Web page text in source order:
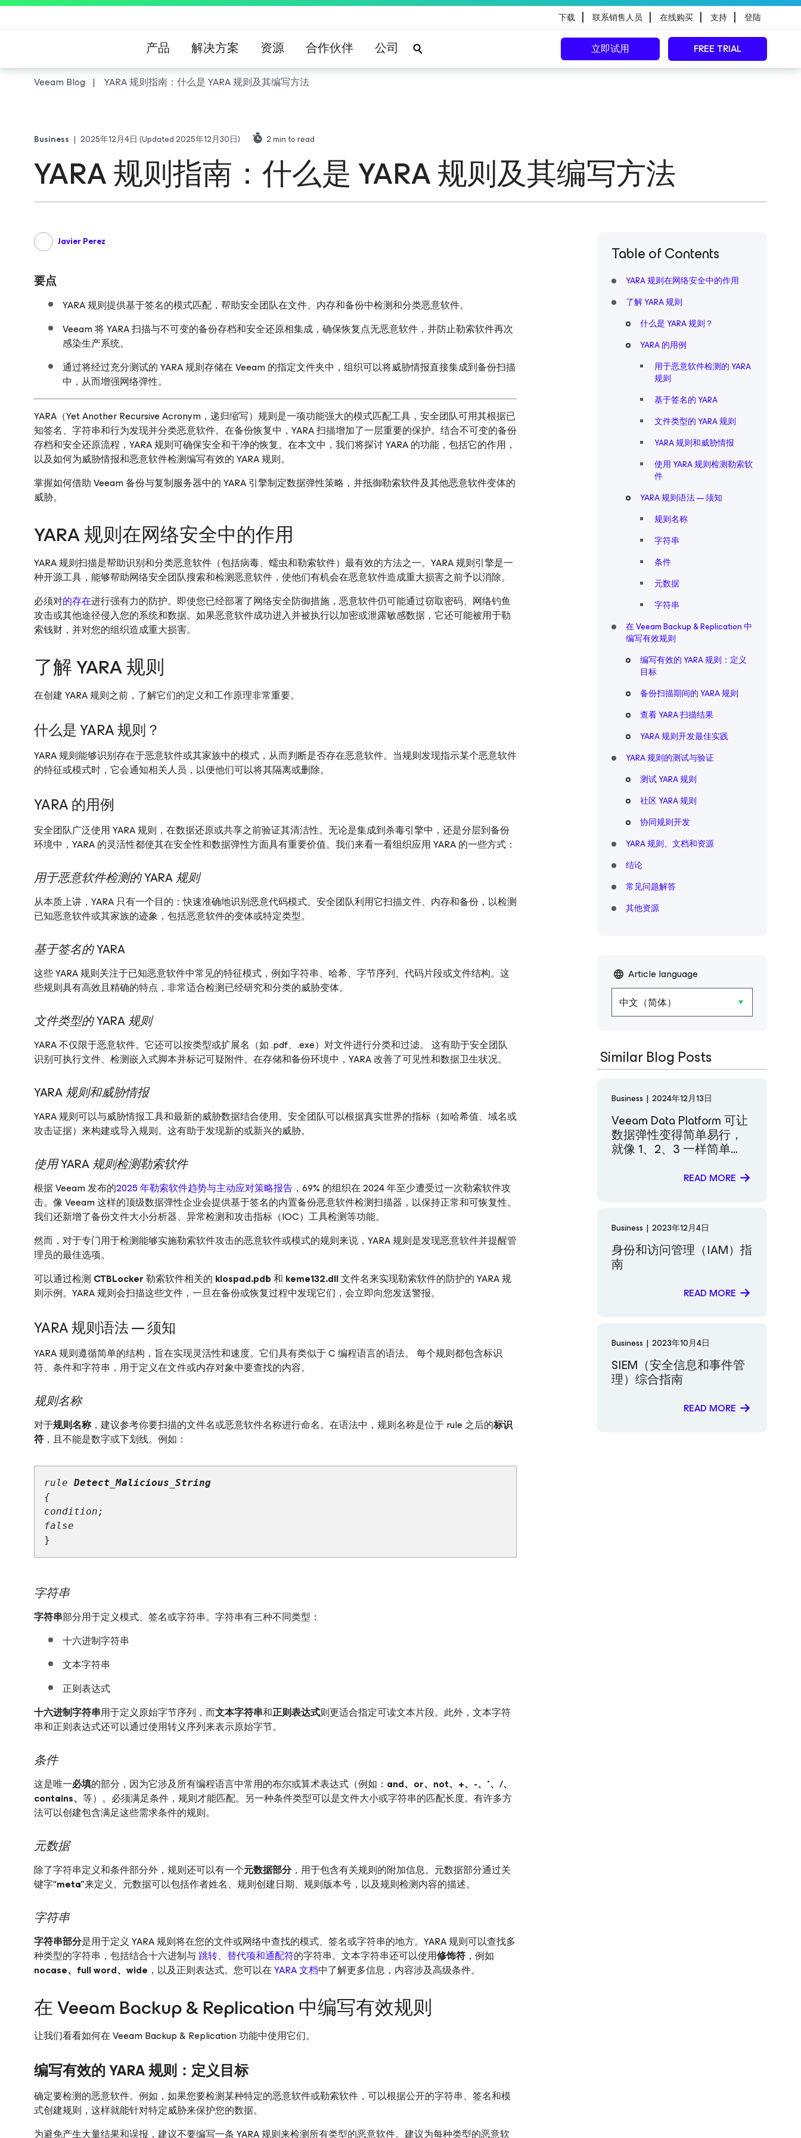
下载 | 联系销售人员 | 在线购买 | 支持 | 登陆
产品 解决方案 资源 合作伙伴 公司 立即试用 FREE TRIAL
Veeam Blog YARA 规则指南：什么是 YARA 规则及其编写方法
Business | 2025年12月4日 (Updated 2025年12月30日) 2min to read
YARA 规则指南：什么是 YARA 规则及其编写方法
Javier Perez
要点
YARA 规则提供基于签名的模式匹配，帮助安全团队在文件、内存和备份中检测和分类恶意软件。
Veeam 将 YARA 扫描与不可变的备份存档和安全还原相集成，确保恢复点无恶意软件，并防止勒索软件再次
感染生产系统。
通过将经过充分测试的 YARA 规则存储在 Veeam 的指定文件夹中，组织可以将威胁情报直接集成到备份扫描
中，从而增强网络弹性。
YARA（Yet Another Recursive Acronym，递归缩写）规则是一项功能强大的模式匹配工具，安全团队可用其根据已
知签名、字符串和行为发现并分类恶意软件。在备份恢复中，YARA 扫描增加了一层重要的保护。结合不可变的备份
存档和安全还原流程，YARA 规则可确保安全和干净的恢复。在本文中，我们将探讨 YARA 的功能，包括它的作用，
以及如何为威胁情报和恶意软件检测编写有效的 YARA 规则。
掌握如何借助 Veeam 备份与复制服务器中的 YARA 引擎制定数据弹性策略，并抵御勒索软件及其他恶意软件变体的
威胁。
YARA 规则在网络安全中的作用
YARA 规则扫描是帮助识别和分类恶意软件（包括病毒、蠕虫和勒索软件）最有效的方法之一。YARA 规则引擎是一
种开源工具，能够帮助网络安全团队搜索和检测恶意软件，使他们有机会在恶意软件造成重大损害之前予以消除。
必须对的存在进行强有力的防护。即使您已经部署了网络安全防御措施，恶意软件仍可能通过窃取密码、网络钓鱼
攻击或其他途径侵入您的系统和数据。如果恶意软件成功进入并被执行以加密或泄露敏感数据，它还可能被用于勒
索钱财，并对您的组织造成重大损害。
了解 YARA 规则
在创建 YARA 规则之前，了解它们的定义和工作原理非常重要。
什么是 YARA 规则？
YARA 规则能够识别存在于恶意软件或其家族中的模式，从而判断是否存在恶意软件。当规则发现指示某个恶意软件
的特征或模式时，它会通知相关人员，以便他们可以将其隔离或删除。
YARA 的用例
安全团队广泛使用 YARA 规则，在数据还原或共享之前验证其清洁性。无论是集成到杀毒引擎中，还是分层到备份
环境中，YARA 的灵活性都使其在安全性和数据弹性方面具有重要价值。我们来看一看组织应用 YARA 的一些方式：
用于恶意软件检测的 YARA 规则
从本质上讲，YARA 只有一个目的：快速准确地识别恶意代码模式。安全团队利用它扫描文件、内存和备份，以检测
已知恶意软件或其家族的迹象，包括恶意软件的变体或特定类型。
基于签名的 YARA
这些 YARA 规则关注于已知恶意软件中常见的特征模式，例如字符串、哈希、字节序列、代码片段或文件结构。这
些规则具有高效且精确的特点，非常适合检测已经研究和分类的威胁变体。
文件类型的 YARA 规则
YARA 不仅限于恶意软件。它还可以按类型或扩展名（如 .pdf、.exe）对文件进行分类和过滤。 这有助于安全团队
识别可执行文件、检测嵌入式脚本并标记可疑附件。在存储和备份环境中，YARA 改善了可见性和数据卫生状况。
YARA 规则和威胁情报
YARA 规则可以与威胁情报工具和最新的威胁数据结合使用。安全团队可以根据真实世界的指标（如哈希值、域名或
攻击证据）来构建或导入规则。这有助于发现新的或新兴的威胁。
使用 YARA 规则检测勒索软件
根据 Veeam 发布的2025 年勒索软件趋势与主动应对策略报告 ，69% 的组织在 2024 年至少遭受过一次勒索软件攻
击。像 Veeam 这样的顶级数据弹性企业会提供基于签名的内置备份恶意软件检测扫描器，以保持正常和可恢复性。
我们还新增了备份文件大小分析器、异常检测和攻击指标（IOC）工具检测等功能。
然而，对于专门用于检测能够实施勒索软件攻击的恶意软件或模式的规则来说，YARA 规则是发现恶意软件并提醒管
理员的最佳选项。
可以通过检测 CTBLocker勒索软件相关的 klospad.pdb和 keme132.dll文件名来实现勒索软件的防护的 YARA 规
则示例。YARA 规则会扫描这些文件，一旦在备份或恢复过程中发现它们，会立即向您发送警报。
YARA 规则语法 — 须知
YARA 规则遵循简单的结构，旨在实现灵活性和速度。它们具有类似于 C 编程语言的语法。 每个规则都包含标识
符、条件和字符串，用于定义在文件或内存对象中要查找的内容。
规则名称
对于规则名称，建议参考你要扫描的文件名或恶意软件名称进行命名。在语法中，规则名称是位于 rule 之后的标识
符 ，且不能是数字或下划线。例如：
rule Detect_Malicious_String
{
condition;
false
字符串
字符串部分用于定义模式、签名或字符串。字符串有三种不同类型：
十六进制字符串
文本字符串
正则表达式
十六进制字符串用于定义原始字节序列，而文本字符串和正则表达式则更适合指定可读文本片段。此外，文本字符
串和正则表达式还可以通过使用转义序列来表示原始字节。
条件
这是唯一必填的部分，因为它涉及所有编程语言中常用的布尔或算术表达式（例如： and、or、not、+、-、*、/、
contains、 等）。必须满足条件，规则才能匹配。另一种条件类型可以是文件大小或字符串的匹配长度。有许多方
法可以创建包含满足这些需求条件的规则。
元数据
除了字符串定义和条件部分外，规则还可以有一个元数据部分，用于包含有关规则的附加信息。元数据部分通过关
键字“meta”来定义。元数据可以包括作者姓名、规则创建日期、规则版本号，以及规则检测内容的描述。
字符串
字符串部分是用于定义 YARA 规则将在您的文件或网络中查找的模式、签名或字符串的地方。YARA 规则可以查找多
种类型的字符串，包括结合十六进制与跳转、替代项和通配符的字符串。文本字符串还可以使用修饰符 ，例如
nocase、full word、wide ，以及正则表达式。您可以在YARA 文档中了解更多信息，内容涉及高级条件。
在 Veeam Backup & Replication 中编写有效规则
让我们看看如何在 Veeam Backup & Replication 功能中使用它们。
编写有效的 YARA 规则：定义目标
确定要检测的恶意软件。例如，如果您要检测某种特定的恶意软件或勒索软件，可以根据公开的字符串、签名和模
式创建规则，这样就能针对特定威胁来保护您的数据。
为避免产生大量结果和误报，建议不要编写一条 YARA 规则来检测所有类型的恶意软件。建议为每种类型的恶意软
Table of Contents
YARA 规则在网络安全中的作用
了解 YARA 规则
什么是 YARA 规则？
YARA 的用例
用于恶意软件检测的 YARA
规则
基于签名的 YARA
文件类型的 YARA 规则
YARA 规则和威胁情报
使用 YARA 规则检测勒索软
件
YARA 规则语法 — 须知
规则名称
字符串
条件
元数据
字符串
在 Veeam Backup & Replication 中
编写有效规则
编写有效的 YARA 规则：定义
目标
备份扫描期间的 YARA 规则
查看 YARA 扫描结果
YARA 规则开发最佳实践
YARA 规则的测试与验证
测试 YARA 规则
社区 YARA 规则
协同规则开发
YARA 规则、文档和资源
结论
常见问题解答
其他资源
Article language
中文（简体）
Similar Blog Posts
Business | 2024年12月13日
Veeam Data Platform 可让
数据弹性变得简单易行，
就像 1、2、3 一样简单…
READ MORE
Business | 2023年12月4日
身份和访问管理（IAM）指
南
READ MORE
Business | 2023年10月4日
SIEM（安全信息和事件管
理）综合指南
READ MORE